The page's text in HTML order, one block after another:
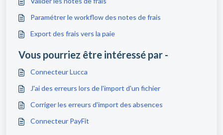
Paramétrer le workflow des notes de frais
Export des frais vers la paie
Vous pourriez être intéressé par -
Connecteur Lucca
J'ai des erreurs lors de l'import d'un fichier
Corriger les erreurs d'import des absences
Connecteur PayFit